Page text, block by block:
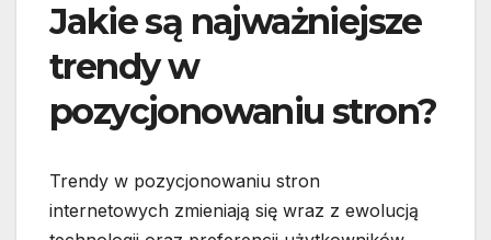
Jakie są najważniejsze
trendy w
pozycjonowaniu stron?
Trendy w pozycjonowaniu stron
internetowych zmieniają się wraz z ewolucją